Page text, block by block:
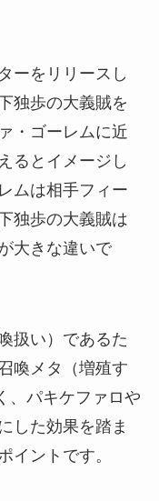
ーをリリースし
独歩の大義賊を
・ゴーレムに近
るとイメージし
ムは相手フィー
独歩の大義賊は
大きな違いで
扱い）であるた
喚メタ（増殖す
、パキケファロや
した効果を踏ま
イントです。